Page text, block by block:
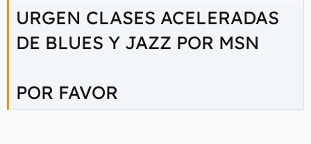
URGEN CLASES ACELERADAS
DE BLUES Y JAZZ POR MSN
POR FAVOR